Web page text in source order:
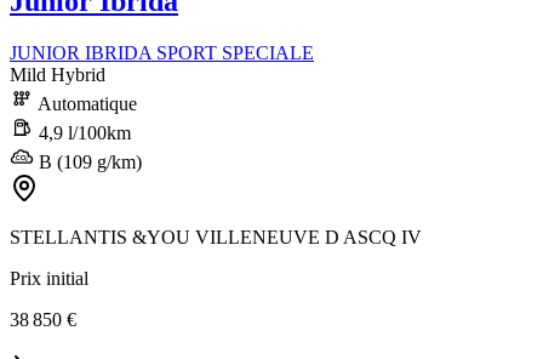
JUNIOR IBRIDA SPORT SPECIALE
Mild Hybrid
Automatique
4,9 l/100km
B (109 g/km)
STELLANTIS &YOU VILLENEUVE D ASCQ IV
Prix initial
38 850 €